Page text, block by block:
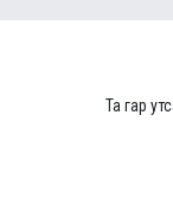
Та гар